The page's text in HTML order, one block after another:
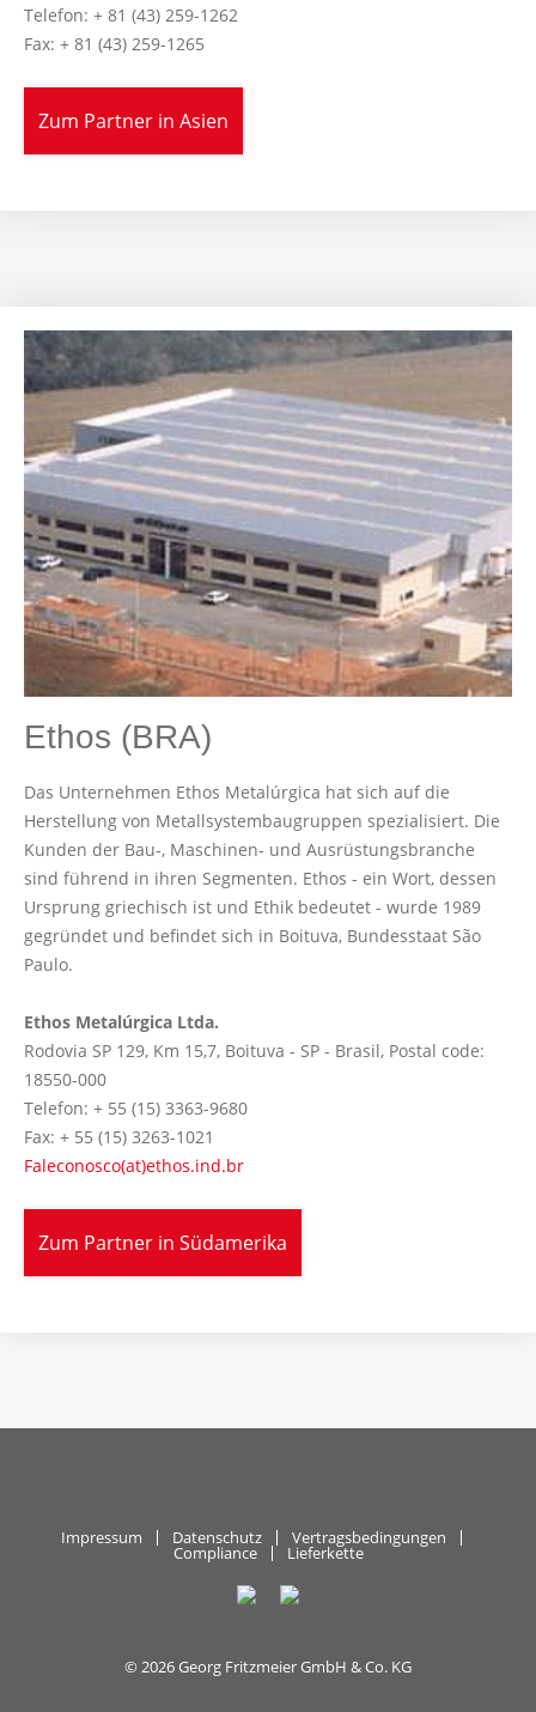
Telefon: + 81 (43) 259-1262
Fax: + 81 (43) 259-1265
Zum Partner in Asien
Ethos (BRA)
Das Unternehmen Ethos Metalúrgica hat sich auf die
Herstellung von Metallsystembaugruppen spezialisiert. Die
Kunden der Bau-, Maschinen- und Ausrüstungsbranche
sind führend in ihren Segmenten. Ethos - ein Wort, dessen
Ursprung griechisch ist und Ethik bedeutet - wurde 1989
gegründet und befindet sich in Boituva, Bundesstaat São
Paulo.
Ethos Metalúrgica Ltda.
Rodovia SP 129, Km 15,7, Boituva - SP - Brasil, Postal code:
18550-000
Telefon: + 55 (15) 3363-9680
Fax: + 55 (15) 3263-1021
Faleconosco(at)ethos.ind.br
Zum Partner in Südamerika
Impressum Datenschutz Vertragsbedingungen
Compliance Lieferkette
© 2026 Georg Fritzmeier GmbH & Co. KG